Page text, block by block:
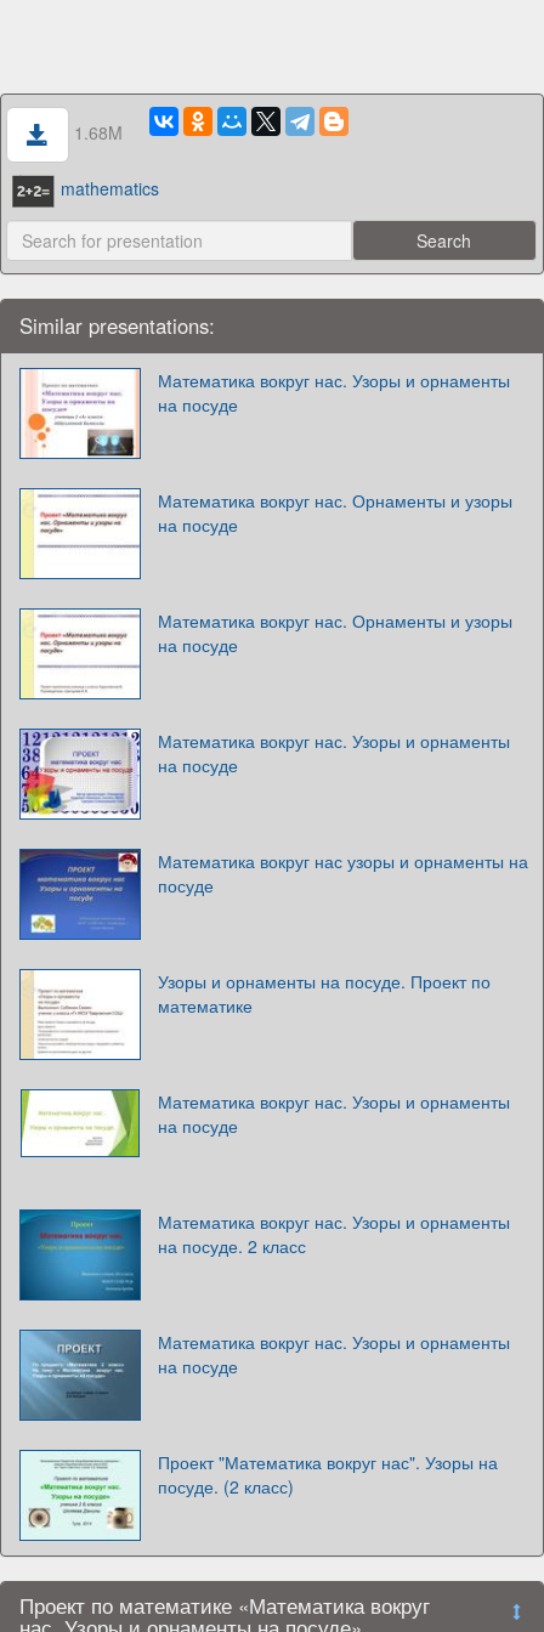
1.68M
mathematics
Similar presentations:
Математика вокруг нас. Узоры и орнаменты
на посуде
Математика вокруг нас. Орнаменты и узоры
на посуде
Математика вокруг нас. Орнаменты и узоры
на посуде
Математика вокруг нас. Узоры и орнаменты
на посуде
Математика вокруг нас узоры и орнаменты на
посуде
Узоры и орнаменты на посуде. Проект по
математике
Математика вокруг нас. Узоры и орнаменты
на посуде
Математика вокруг нас. Узоры и орнаменты
на посуде. 2 класс
Математика вокруг нас. Узоры и орнаменты
на посуде
Проект "Математика вокруг нас". Узоры на
посуде. (2 класс)
Проект по математике «Математика вокруг